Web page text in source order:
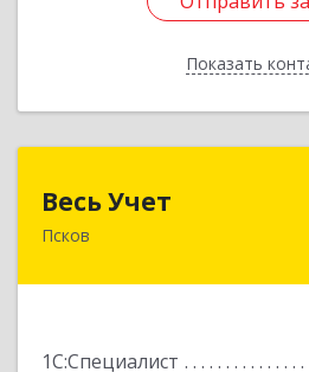
ПоказатьНазад
Весь Учет
Псков
1С:Специалист
180019, Псковская обл,